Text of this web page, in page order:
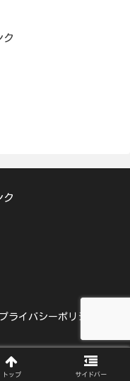
ク
ク
プライバシーポリシー
ン.
トップ サイドバー